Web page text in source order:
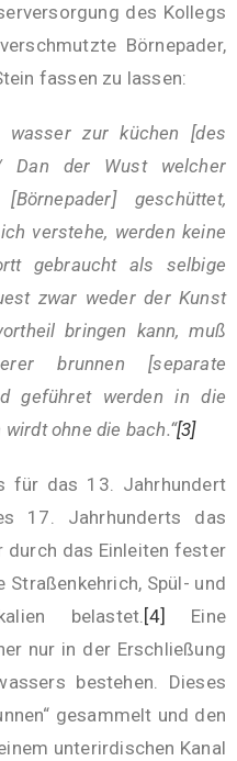
des Kollegs
Börnepader,
fassen zu lassen:
wasser zur küchen [des
Dan der Wust welcher
geschüttet,
verstehe, werden keine
gebraucht als selbige
zwar weder der Kunst
bringen kann, muß
brunnen [separate
geführet werden in die
ohne die bach.“[3]
für das 13. Jahrhundert
17. Jahrhunderts das
durch das Einleiten fester
Spül- und
belastet. [4]
Eine
nur in der Erschließung
bestehen. Dieses
gesammelt und den
unterirdischen Kanal